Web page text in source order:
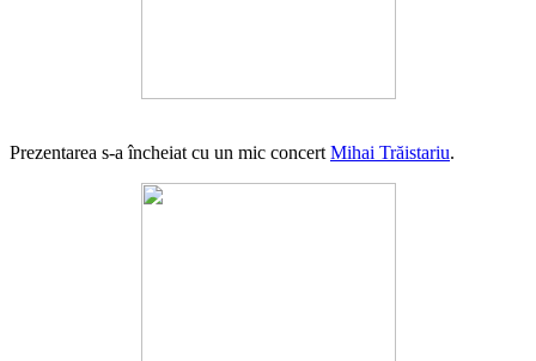
Prezentarea s-a încheiat cu un mic concert Mihai Trăistariu.